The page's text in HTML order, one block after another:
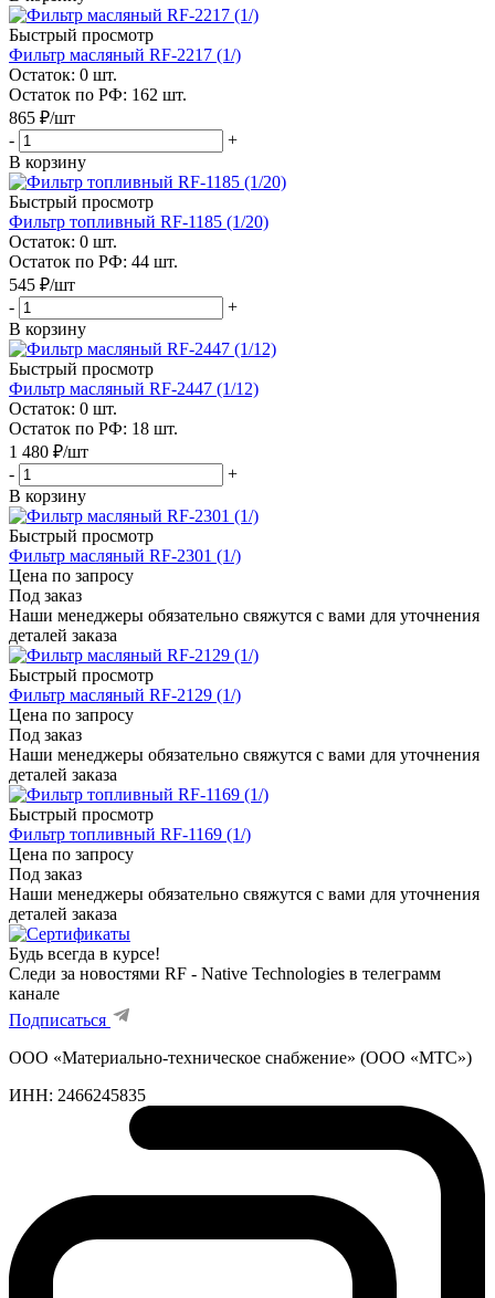
Быстрый просмотр
Фильтр масляный RF-2217 (1/)
Остаток: 0 шт.
Остаток по РФ: 162 шт.
865 ₽/шт
-
+
В корзину
Быстрый просмотр
Фильтр топливный RF-1185 (1/20)
Остаток: 0 шт.
Остаток по РФ: 44 шт.
545 ₽/шт
-
+
В корзину
Быстрый просмотр
Фильтр масляный RF-2447 (1/12)
Остаток: 0 шт.
Остаток по РФ: 18 шт.
1 480 ₽/шт
-
+
В корзину
Быстрый просмотр
Фильтр масляный RF-2301 (1/)
Цена по запросу
Под заказ
Наши менеджеры обязательно свяжутся с вами для уточнения
деталей заказа
Быстрый просмотр
Фильтр масляный RF-2129 (1/)
Цена по запросу
Под заказ
Наши менеджеры обязательно свяжутся с вами для уточнения
деталей заказа
Быстрый просмотр
Фильтр топливный RF-1169 (1/)
Цена по запросу
Под заказ
Наши менеджеры обязательно свяжутся с вами для уточнения
деталей заказа
Будь всегда в курсе!
Следи за новостями RF - Native Technologies в телеграмм
канале
Подписаться
ООО «Материально-техническое снабжение» (ООО «МТС»)
ИНН: 2466245835